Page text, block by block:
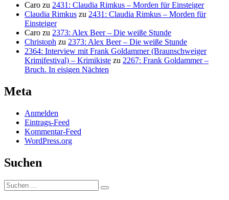
Caro zu 2431: Claudia Rimkus – Morden für Einsteiger
Claudia Rimkus zu 2431: Claudia Rimkus – Morden für
Einsteiger
Caro zu 2373: Alex Beer – Die weiße Stunde
Christoph zu 2373: Alex Beer – Die weiße Stunde
2364: Interview mit Frank Goldammer (Braunschweiger
Krimifestival) – Krimikiste zu 2267: Frank Goldammer –
Bruch. In eisigen Nächten
Meta
Anmelden
Eintrags-Feed
Kommentar-Feed
WordPress.org
Suchen
Suchen
nach:
Suchen